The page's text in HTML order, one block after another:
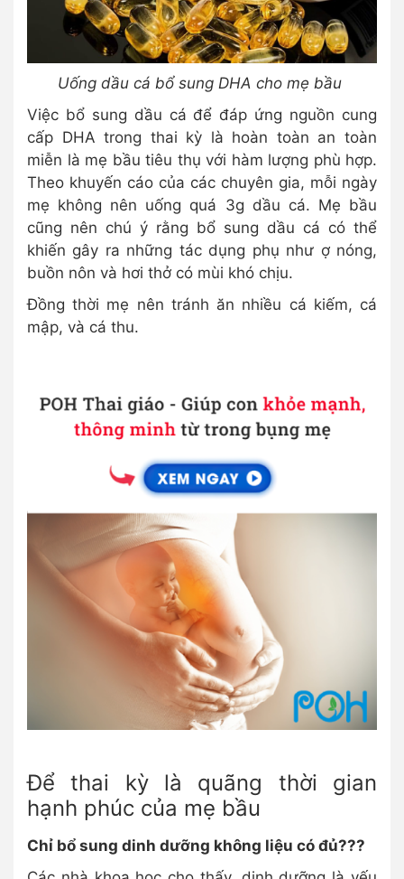
Uống dầu cá bổ sung DHA cho mẹ bầu
Việc bổ sung dầu cá để đáp ứng nguồn cung
cấp DHA trong thai kỳ là hoàn toàn an toàn
miễn là mẹ bầu tiêu thụ với hàm lượng phù hợp.
Theo khuyến cáo của các chuyên gia, mỗi ngày
mẹ không nên uống quá 3g dầu cá. Mẹ bầu
cũng nên chú ý rằng bổ sung dầu cá có thể
khiến gây ra những tác dụng phụ như ợ nóng,
buồn nôn và hơi thở có mùi khó chịu.
Đồng thời mẹ nên tránh ăn nhiều cá kiếm, cá
mập, và cá thu.
Để thai kỳ là quãng thời gian
hạnh phúc của mẹ bầu
Chỉ bổ sung dinh dưỡng không liệu có đủ???